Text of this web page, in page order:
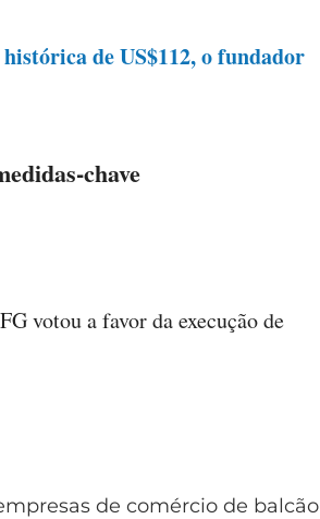
de US$112, o fundador
chave
votou a favor da execução de
de comércio de balcão